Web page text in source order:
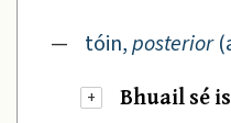
— tóin,posterior
+
Bhuail sé